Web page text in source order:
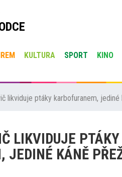
KULTURA SPORT KINO
likviduje ptáky karbofuranem, jediné
LIKVIDUJE PTÁKY
JEDINÉ KÁNĚ